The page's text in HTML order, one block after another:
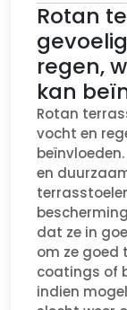
Rotan
regen,
kan
Rotan
vocht en
en
dat ze in
om ze goed
coatings of
indien